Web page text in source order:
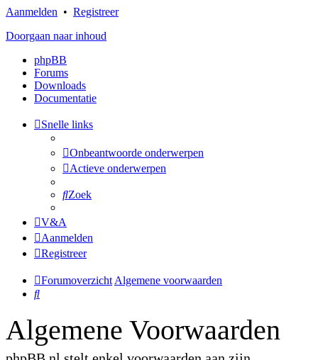
Aanmelden • Registreer
Doorgaan naar inhoud
phpBB
Forums
Downloads
Documentatie
Snelle links
Onbeantwoorde onderwerpen
Actieve onderwerpen
Zoek
V&A
Aanmelden
Registreer
Forumoverzicht Algemene voorwaarden
Zoek
Algemene Voorwaarden